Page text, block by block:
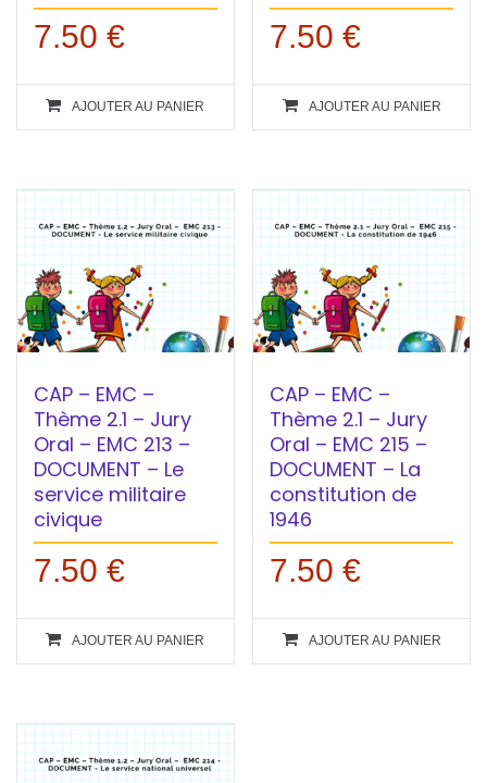
7.50 €
AJOUTER AU PANIER
7.50€
AJOUTER AU PANIER
CAP – EMC –
Thème 2.1 – Jury
Oral – EMC 213 –
DOCUMENT – Le
service militaire
civique
7.50 €
AJOUTER AU PANIER
CAP – EMC –
Thème 2.1 – Jury
Oral – EMC 215 –
DOCUMENT – La
constitution de
1946
7.50€
AJOUTER AU PANIER